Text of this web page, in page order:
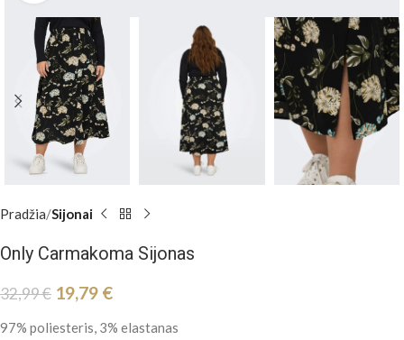
Pradžia Sijonai
Only Carmakoma Sijonas
32,99€ 19,79 €
97% poliesteris, 3% elastanas